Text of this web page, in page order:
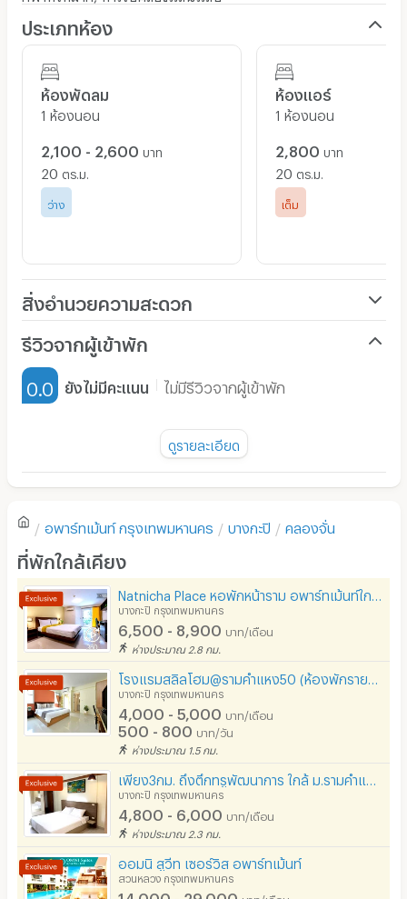
ประเภทห้อง
ห้องพัดลม
1 ห้องนอน
2,100 - 2,600 บาท
20 ตร.ม.
ว่าง
ห้องแอร์
1 ห้องนอน
2,800 บาท
20 ตร.ม.
เต็ม
สิ่งอำนวยความสะดวก
เฟอร์นิเจอร์-ตู้, เตียง
เครื่องทำน้ำอุ่น
โซฟา
โต๊ะ - เก้าอี้ทำงาน
เตาปรุงอาหาร
อนุญาตให้เลี้ยงสัตว์
อนุญาตให้สูบบุหรี่ในห้องพัก
โทรศัพท์สายตรง
ที่จอดรถ
ที่จอดรถมอเตอร์ไซด์/จักรยาน
ลิฟต์
โรงยิม / ฟิตเนส
รีวิวจากผู้เข้าพัก
0.0 ยังไม่มีคะแนน ไม่มีรีวิวจากผู้เข้าพัก
ยังไม่มีรีวิวของอพาร์ทเม้นท์นี้
เขียนรีวิวแรกของอพาร์ทเม้นท์นี้
ดูรายละเอียด
อพาร์ทเม้นท์ กรุงเทพมหานคร บางกะปิ คลองจั่น
ที่พักใกล้เคียง
บางกะปิ กรุงเทพมหานคร
6,500 - 8,900 บาท/เดือน
ห่างประมาณ 2.8 กม.
บางกะปิ กรุงเทพมหานคร
4,000 - 5,000 บาท/เดือน
500 - 800 บาท/วัน
ห่างประมาณ 1.5 กม.
บางกะปิ กรุงเทพมหานคร
4,800 - 6,000 บาท/เดือน
ห่างประมาณ 2.3 กม.
ออมนิ สูวีท เซอร์วิส อพาร์ทเม้นท์
สวนหลวง กรุงเทพมหานคร
14,000 - 29,000